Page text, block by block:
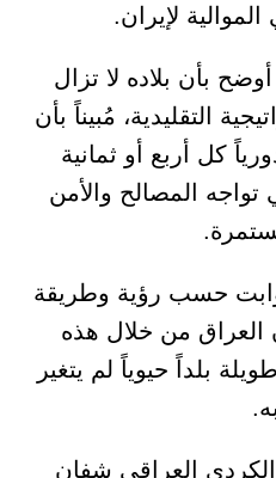
لإيران.
بأن بلاده لا تزال
التقليدية، مُبيناً بأن
كل أربع أو ثمانية
تواجه المصالح والأمن
حسب رؤية وطريقة
العراق من خلال هذه
بلداً حيوياً لم يتغير
العراقي شفان